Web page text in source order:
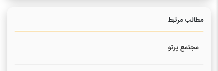
مطالب مرتبط
مجتمع پرتو